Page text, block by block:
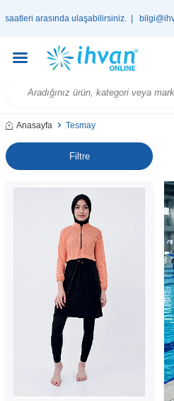
ulaşabilirsiniz. |bilgi@ihvan.com.tr
Anasayfa Tesmay
Filtre